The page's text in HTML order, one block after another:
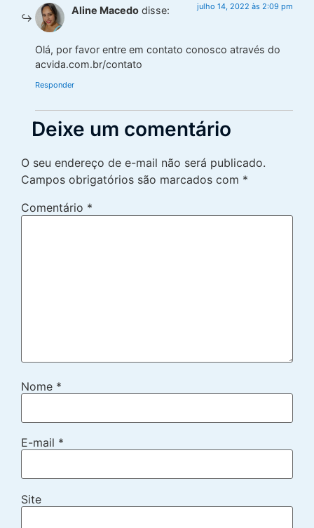
Aline Macedo disse: julho 14, 2022 às 2:09 pm
Olá, por favor entre em contato conosco através do
acvida.com.br/contato
Responder
Deixe um comentário
O seu endereço de e-mail não será publicado.
Campos obrigatórios são marcados com *
Comentário *
Nome *
E-mail *
Site